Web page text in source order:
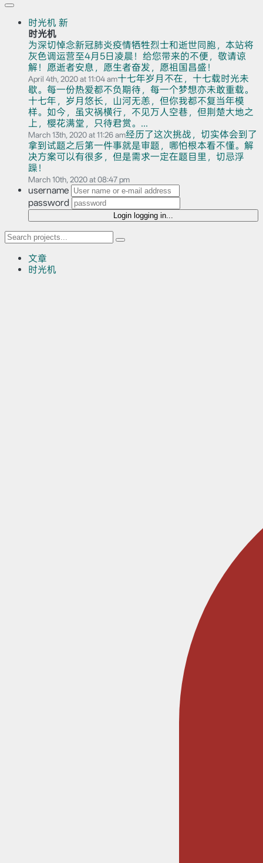
时光机 新
时光机
为深切悼念新冠肺炎疫情牺牲烈士和逝世同胞，本站将
灰色调运营至4月5日凌晨！给您带来的不便，敬请谅
解！愿逝者安息，愿生者奋发，愿祖国昌盛！
April 4th, 2020 at 11:04 am十七年岁月不在，十七载时光未
歇。每一份热爱都不负期待，每一个梦想亦未敢重载。
十七年，岁月悠长，山河无恙，但你我都不复当年模
样。如今，虽灾祸横行，不见万人空巷，但荆楚大地之
上，樱花满堂，只待君赏。...
March 13th, 2020 at 11:26 am经历了这次挑战，切实体会到了
拿到试题之后第一件事就是审题，哪怕根本看不懂。解
决方案可以有很多，但是需求一定在题目里，切忌浮
躁！
March 10th, 2020 at 08:47 pm
username
password
Login logging in...
文章
时光机